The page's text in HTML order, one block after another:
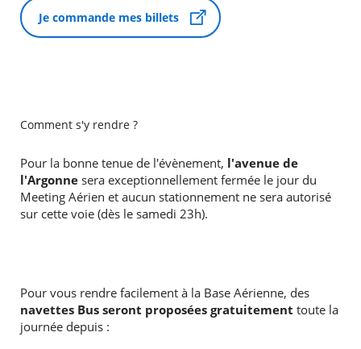
Je commande mes billets
Comment s'y rendre ?
Pour la bonne tenue de l'évènement, l'avenue de
l'Argonnesera exceptionnellement fermée le jour du
Meeting Aérien et aucun stationnement ne sera autorisé
sur cette voie (dès le samedi 23h).
Pour vous rendre facilement à la Base Aérienne, des
navettes Bus seront proposées gratuitement toute la
journée depuis :